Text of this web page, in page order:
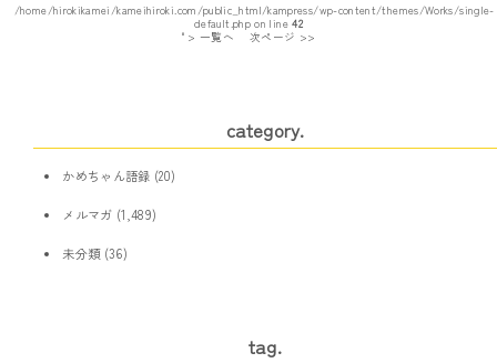
/home/hirokikamei/kameihiroki.com/public_html/kampress/wp-content/themes/Works/single-
default.php on line42
" > 一覧へ
次ページ >>
category.
かめちゃん語録 (20)
メルマガ (1,489)
未分類(36)
tag.